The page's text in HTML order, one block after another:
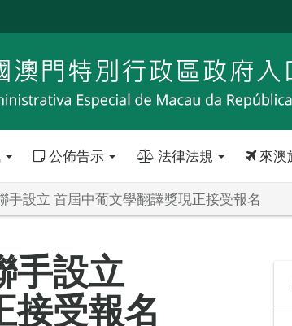
公佈告示 法律法規 來澳
手設立 首屆中葡文學翻譯獎現正接受報名
手設立
接受報名